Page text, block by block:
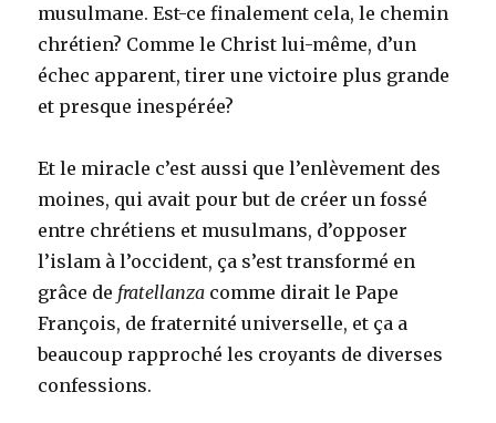
musulmane. Est-ce finalement cela, le chemin
chrétien? Comme le Christ lui-même, d’un
échec apparent, tirer une victoire plus grande
et presque inespérée?
Et le miracle c’est aussi que l’enlèvement des
moines, qui avait pour but de créer un fossé
entre chrétiens et musulmans, d’opposer
l’islam à l’occident, ça s’est transformé en
grâce de fratellanza comme dirait le Pape
François, de fraternité universelle, et ça a
beaucoup rapproché les croyants de diverses
confessions.